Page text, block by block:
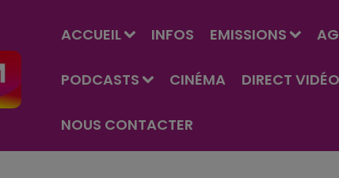
ACCUEIL INFOS EMISSIONS
PODCASTS CINÉMA DIRECT VIDÉO
NOUS CONTACTER